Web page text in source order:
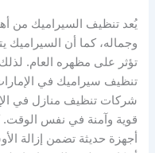
يُعد تنظيف السيراميك من
وجماله، كما أن السيراميك
تؤثر على مظهره العام.
تنظيف سيراميك في
شركات تنظيف منازل في
قوية وآمنة في نفس
أجهزة حديثة تضمن إزالة